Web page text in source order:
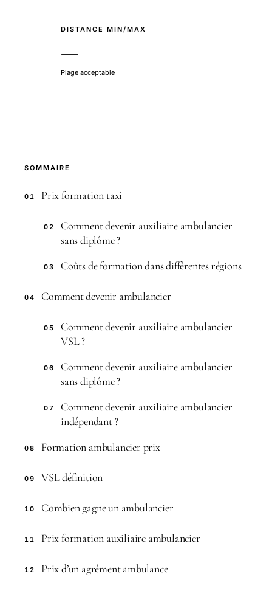
DISTANCE MIN/MAX
—
Plage acceptable
SOMMAIRE
01 Prix formation taxi
02
Comment devenir auxiliaire ambulancier
sans diplôme ?
03 Coûts de formation dans différentes régions
04 Comment devenir ambulancier
05
Comment devenir auxiliaire ambulancier
VSL ?
06
Comment devenir auxiliaire ambulancier
sans diplôme ?
07
Comment devenir auxiliaire ambulancier
indépendant ?
08 Formation ambulancier prix
09 VSL définition
10 Combien gagne un ambulancier
11 Prix formation auxiliaire ambulancier
12 Prix d’un agrément ambulance